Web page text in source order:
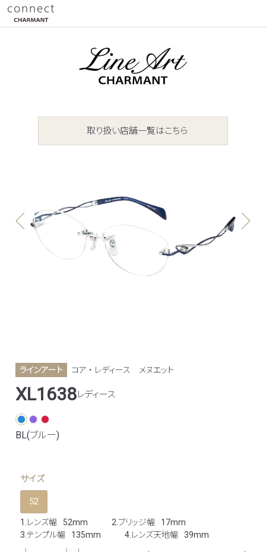
取り扱い店舗一覧はこちら
ラインアート コア ・ レディース メヌエット
XL1638レディース
BL(ブルー)
サイズ
52
1.レンズ幅 52mm 2.ブリッジ幅
17mm
3.テンプル幅
135mm 4.レンズ天地幅 39mm